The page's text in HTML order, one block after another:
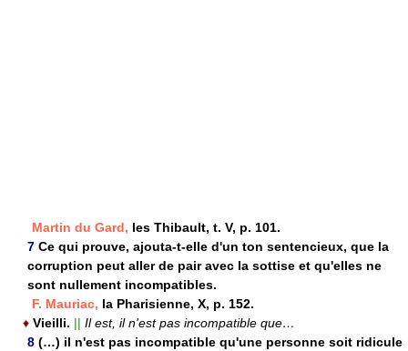
Martin du Gard, les Thibault, t. V, p. 101.
7 Ce qui prouve, ajouta-t-elle d'un ton sentencieux, que la
corruption peut aller de pair avec la sottise et qu'elles ne
sont nullement incompatibles.
F. Mauriac, la Pharisienne, X, p. 152.
♦ Vieilli. || Il est, il n'est pas incompatible que…
8 (…) il n'est pas incompatible qu'une personne soit ridicule